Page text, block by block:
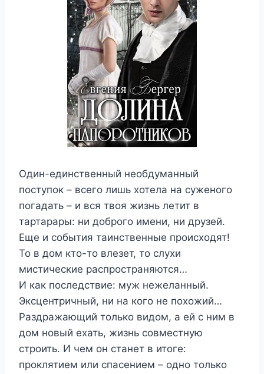
Один-единственный необдуманный
поступок – всего лишь хотела на суженого
погадать – и вся твоя жизнь летит в
тартарары: ни доброго имени, ни друзей.
Еще и события таинственные происходят!
То в дом кто-то влезет, то слухи
мистические распространяются…
И как последствие: муж нежеланный.
Эксцентричный, ни на кого не похожий…
Раздражающий только видом, а ей с ним в
дом новый ехать, жизнь совместную
строить. И чем он станет в итоге:
проклятием или спасением – одно только